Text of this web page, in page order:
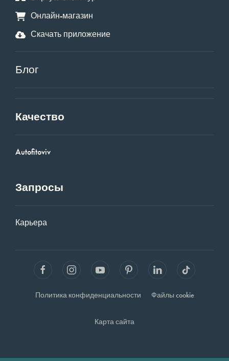
Онлайн-магазин
Скачать приложение
Блог
Качество
Autofitoviv
Запросы
Карьера
Политика конфиденциальности Файлы cookie
Карта сайта